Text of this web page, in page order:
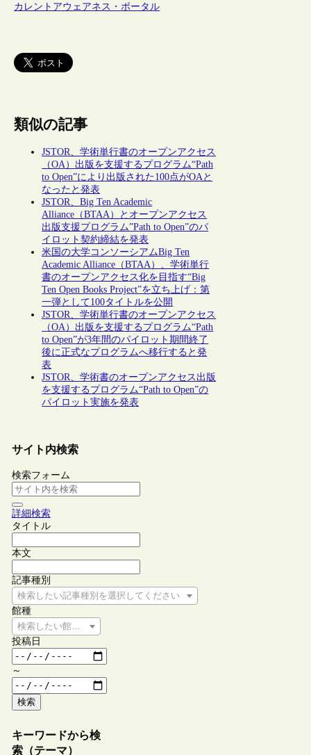
カレントアウェアネス・ポータル
類似の記事
JSTOR、学術単行書のオープンアクセス
（OA）出版を支援するプログラム“Path
to Open”により出版された100点がOAと
なったと発表
JSTOR、Big Ten Academic
Alliance（BTAA）とオープンアクセス
出版支援プログラム”Path to Open”のパ
イロット契約締結を発表
米国の大学コンソーシアムBig Ten
Academic Alliance（BTAA）、学術単行
書のオープンアクセス化を目指す“Big
Ten Open Books Project”を立ち上げ：第
一弾として100タイトルを公開
JSTOR、学術単行書のオープンアクセス
（OA）出版を支援するプログラム“Path
to Open”が3年間のパイロット期間終了
後に正式なプログラムへ移行すると発
表
JSTOR、学術書のオープンアクセス出版
を支援するプログラム“Path to Open”の
パイロット実施を発表
サイト内検索
検索フォーム
詳細検索
タイトル
本文
記事種別
検索したい記事種別を選択してください
館種
検索したい館種を選択してください
投稿日
～
検索
キーワードから検
索（テーマ）